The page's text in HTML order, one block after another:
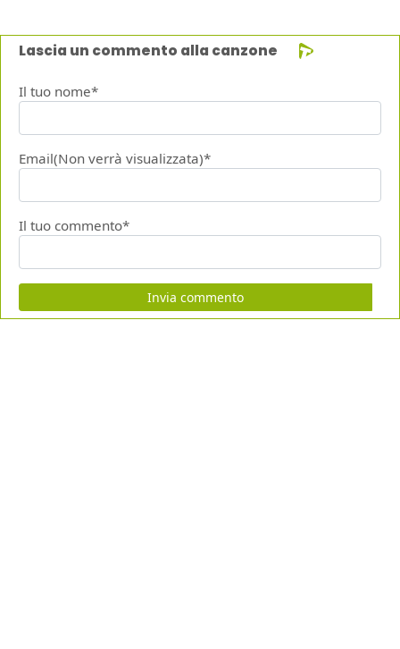
Lascia un commento alla canzone
Il tuo nome*
Email(Non verrà visualizzata)*
Il tuo commento*
Invia commento